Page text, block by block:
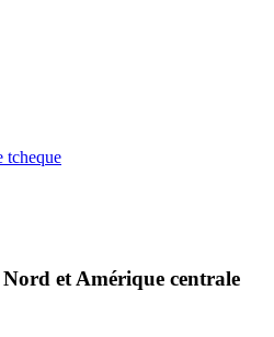
tcheque
et Amérique centrale